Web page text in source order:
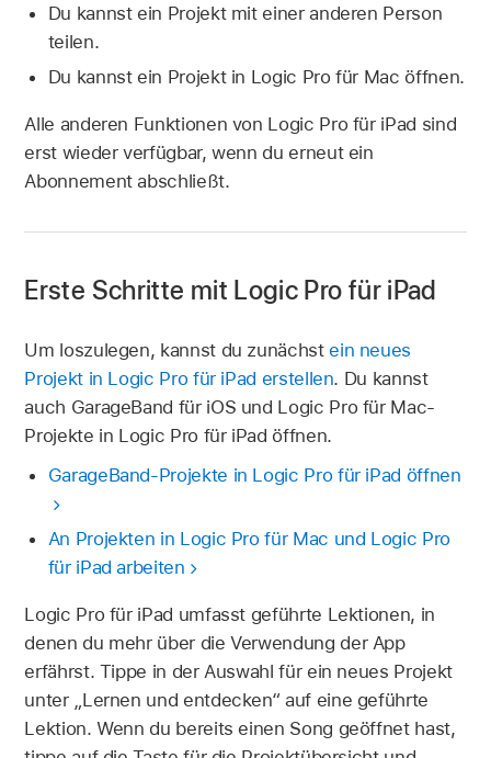
Du kannst ein Projekt mit einer anderen Person
teilen.
Du kannst ein Projekt in Logic Pro für Mac öffnen.
Alle anderen Funktionen von Logic Pro für iPad sind
erst wieder verfügbar, wenn du erneut ein
Abonnement abschließt.
Erste Schritte mit Logic Pro für iPad
Um loszulegen, kannst du zunächstein neues
Projekt in Logic Pro für iPad erstellen. Du kannst
auch GarageBand für iOS und Logic Pro für Mac-
Projekte in Logic Pro für iPad öffnen.
GarageBand-Projekte in Logic Pro für iPad öffnen
An Projekten in Logic Pro für Mac und Logic Pro
für iPad arbeiten
Logic Pro für iPad umfasst geführte Lektionen, in
denen du mehr über die Verwendung der App
erfährst. Tippe in der Auswahl für ein neues Projekt
unter „Lernen und entdecken“ auf eine geführte
Lektion. Wenn du bereits einen Song geöffnet hast,